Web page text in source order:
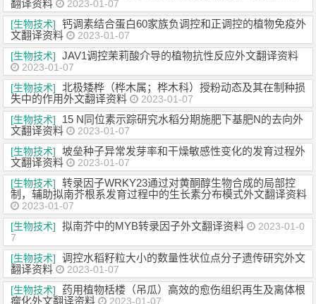
翻译资料
2023-01-07
[生物技术]
钙调素结合蛋白60家族负调控和正调控的植物免疫外
文翻译资料
2023-01-07
[生物技术]
JAV1调控茉莉酸介导的植物抗性反应外文翻译资料
2023-01-07
[生物技术]
北极矮桦（桦木属；桦木科）授粉动态及其在制种损
失中的作用外文翻译资料
2023-01-07
[生物技术]
15 N同位素示踪研究水稻分期施肥下基肥N的去向外
文翻译资料
2023-01-07
[生物技术]
坡垒种子异常发芽率和干燥敏感性变化的发育过程外
文翻译资料
2023-01-07
[生物技术]
转录因子WRKY23通过对黄酮醇生物合成的局部控
制，辅助拟南芥根系发育过程中的生长素分布模式外文翻译资料
2023-01-07
[生物技术]
拟南芥中的MYB转录因子外文翻译资料
2023-01-0
7
[生物技术]
调控水稻籽粒大小的数量性状位点分子遗传研究外文
翻译资料
2023-01-07
[生物技术]
药用植物栝楼（吊瓜）高效的愈伤组织再生及离体根
瘤化外文翻译资料
2023-01-07